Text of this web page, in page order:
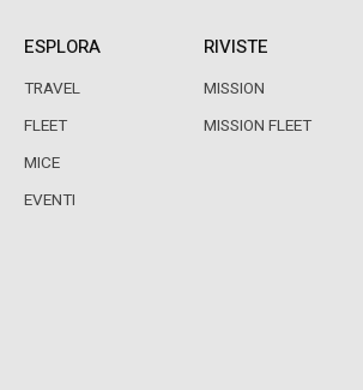
ESPLORA
TRAVEL
FLEET
MICE
EVENTI
RIVISTE
MISSION
MISSION FLEET